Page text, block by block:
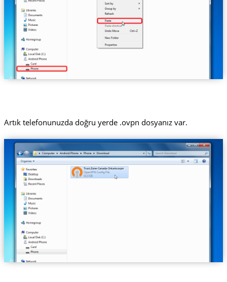
Artık telefonunuzda doğru yerde .ovpn dosyanız var.
Trust.Zone-Canada-Ontario.ovpn